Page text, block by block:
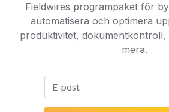
Fieldwires programpaket för
automatisera och optimera
produktivitet,
mera.